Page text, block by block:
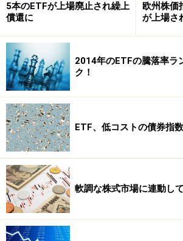
できる金融機関は限られている点。
必要な金額が７万円程度から10万円
り、少々高額な点になるので毎月積み
は、ボーナスなどまとまった収入が見
といえそうです。
さて、次ページではETFが連動する中
みましょう！
※記事内容は執筆時点のものです。最新の内
い。
本記事の内容は一般的な情報提供を目的と
商品や投資行動を推奨するものではありませ
投資や資産運用に関する最終的なご判断はご
行ってください。
掲載情報の正確性・完全性については十分に
5本のETFが上場廃止され繰上
償還に
欧州株価
が上場さ
2014年のETFの騰落率ラ
ク！
ETF、低コストの債券指
軟調な株式市場に連動し